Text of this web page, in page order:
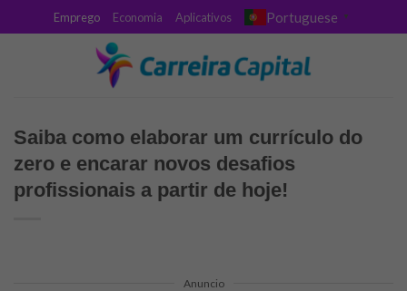
to
Emprego Economia Aplicativos Portuguese ▼
Saiba como elaborar um currículo do
zero e encarar novos desafios
profissionais a partir de hoje!
Anuncio